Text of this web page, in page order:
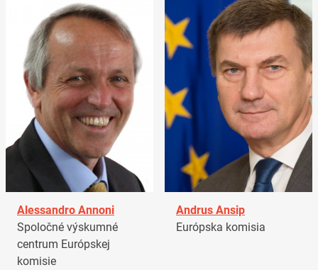
Alessandro Annoni
Spoločné výskumné
centrum Európskej
komisie
Andrus Ansip
Európska komisia